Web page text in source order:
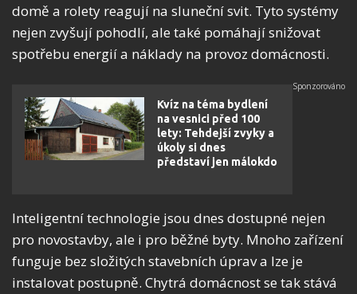
domě a rolety reagují na sluneční svit. Tyto systémy
nejen zvyšují pohodlí, ale také pomáhají snižovat
spotřebu energií a náklady na provoz domácnosti.
Kvíz na téma bydlení
na vesnici před 100
lety: Tehdejší zvyky a
úkoly si dnes
představí jen málokdo
Inteligentní technologie jsou dnes dostupné nejen
pro novostavby, ale i pro běžné byty. Mnoho zařízení
funguje bez složitých stavebních úprav a lze je
instalovat postupně. Chytrá domácnost se tak stává